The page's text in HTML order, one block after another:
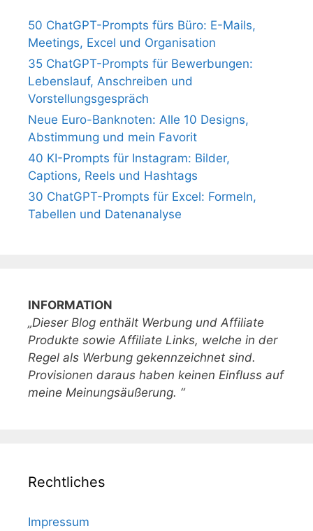
50 ChatGPT-Prompts fürs Büro: E-Mails,
Meetings, Excel und Organisation
35 ChatGPT-Prompts für Bewerbungen:
Lebenslauf, Anschreiben und
Vorstellungsgespräch
Neue Euro-Banknoten: Alle 10 Designs,
Abstimmung und mein Favorit
40 KI-Prompts für Instagram: Bilder,
Captions, Reels und Hashtags
30 ChatGPT-Prompts für Excel: Formeln,
Tabellen und Datenanalyse
INFORMATION
„Dieser Blog enthält Werbung und Affiliate
Produkte sowie Affiliate Links, welche in der
Regel als Werbung gekennzeichnet sind.
Provisionen daraus haben keinen Einfluss auf
meine Meinungsäußerung. “
Rechtliches
Impressum